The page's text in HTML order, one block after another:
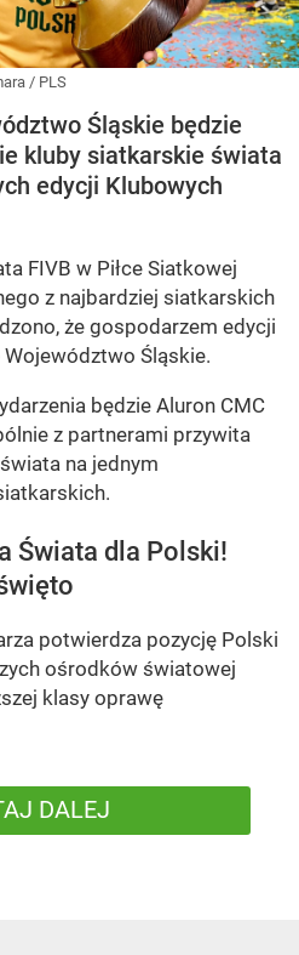
/ PLS
Śląskie będzie
kluby siatkarskie świata
edycji Klubowych
FIVB w Piłce Siatkowej
z najbardziej siatkarskich
że gospodarzem edycji
Śląskie.
będzie Aluron CMC
z partnerami przywita
na jednym
Świata dla Polski!
potwierdza pozycję Polski
ośrodków światowej
klasy oprawę
DALEJ